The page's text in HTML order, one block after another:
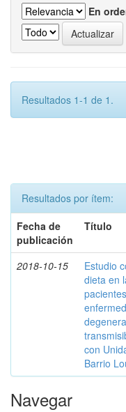
En
Resultados 1-1 de 1.
Resultados por ítem:
Fecha de
publicación
Título
2018-10-15
Estudio
dieta en
con
Barrio
Navegar